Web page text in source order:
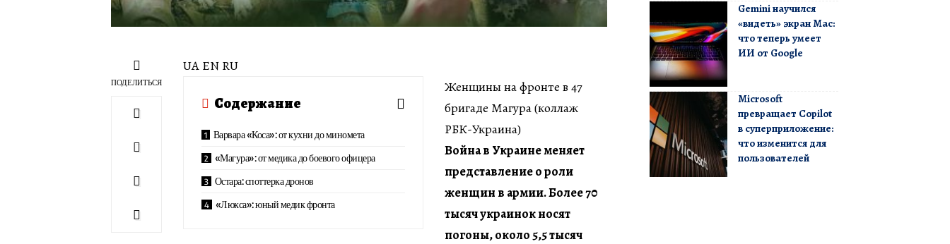
ПОДЕЛИТЬСЯ
UA EN RU
Содержание
Варвара «Коса»: от кухни до миномета
«Магура»: от медика до боевого офицера
Остара: споттерка дронов
«Люкса»: юный медик фронта
Женщины на фронте в 47
бригаде Магура (коллаж
РБК-Украина)
Война в Украине меняет
представление о роли
женщин в армии. Более 70
тысяч украинок носят
погоны, около 5,5 тысяч
Gemini научился
«видеть» экран Mac:
что теперь умеет
ИИ от Google
Microsoft
превращает Copilot
в суперприложение:
что изменится для
пользователей